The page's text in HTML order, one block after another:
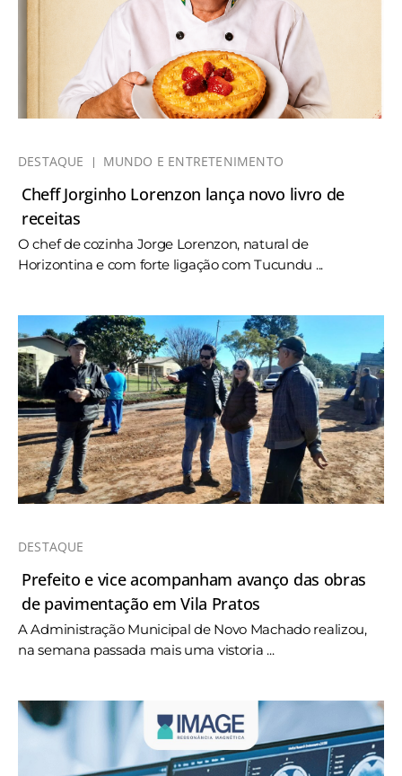
DESTAQUE MUNDO E ENTRETENIMENTO
Cheff Jorginho Lorenzon lança novo livro de
receitas
O chef de cozinha Jorge Lorenzon, natural de
Horizontina e com forte ligação com Tucundu ...
DESTAQUE
Prefeito e vice acompanham avanço das obras
de pavimentação em Vila Pratos
A Administração Municipal de Novo Machado realizou,
na semana passada mais uma vistoria ...